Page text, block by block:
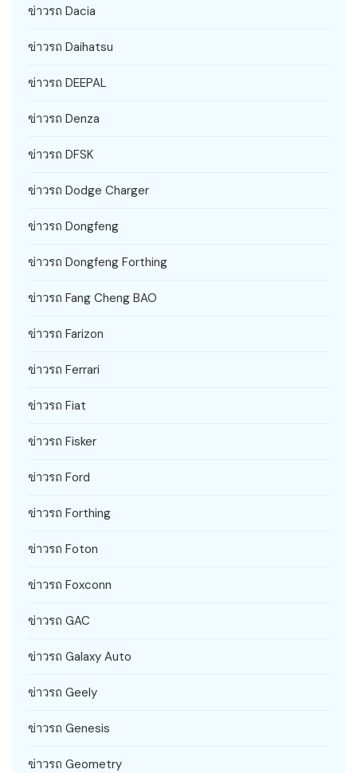
ข่าวรถ Dacia
ข่าวรถ Daihatsu
ข่าวรถ DEEPAL
ข่าวรถ Denza
ข่าวรถ DFSK
ข่าวรถ Dodge Charger
ข่าวรถ Dongfeng
ข่าวรถ Dongfeng Forthing
ข่าวรถ Fang Cheng BAO
ข่าวรถ Farizon
ข่าวรถ Ferrari
ข่าวรถ Fiat
ข่าวรถ Fisker
ข่าวรถ Ford
ข่าวรถ Forthing
ข่าวรถ Foton
ข่าวรถ Foxconn
ข่าวรถ GAC
ข่าวรถ Galaxy Auto
ข่าวรถ Geely
ข่าวรถ Genesis
ข่าวรถ Geometry